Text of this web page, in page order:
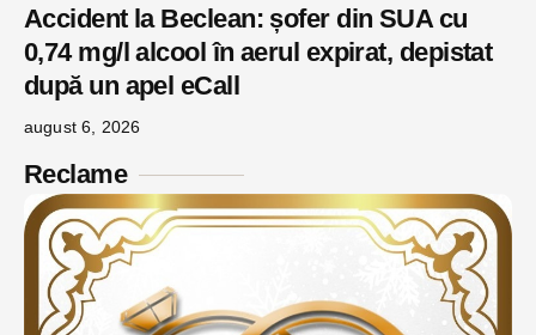
Accident la Beclean: șofer din SUA cu
0,74 mg/l alcool în aerul expirat, depistat
după un apel eCall
august 6, 2026
Reclame